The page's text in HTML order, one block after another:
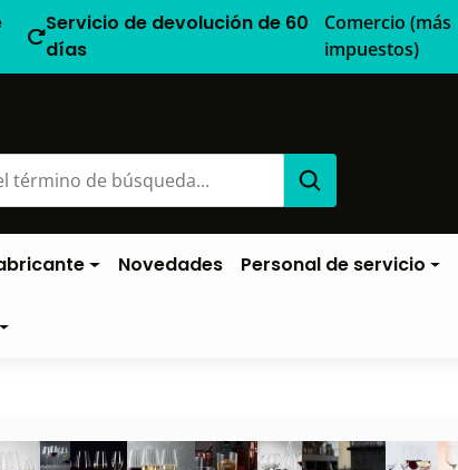
Servicio de devolución de 60
días
Comercio (más
impuestos)
Novedades Personal de servicio